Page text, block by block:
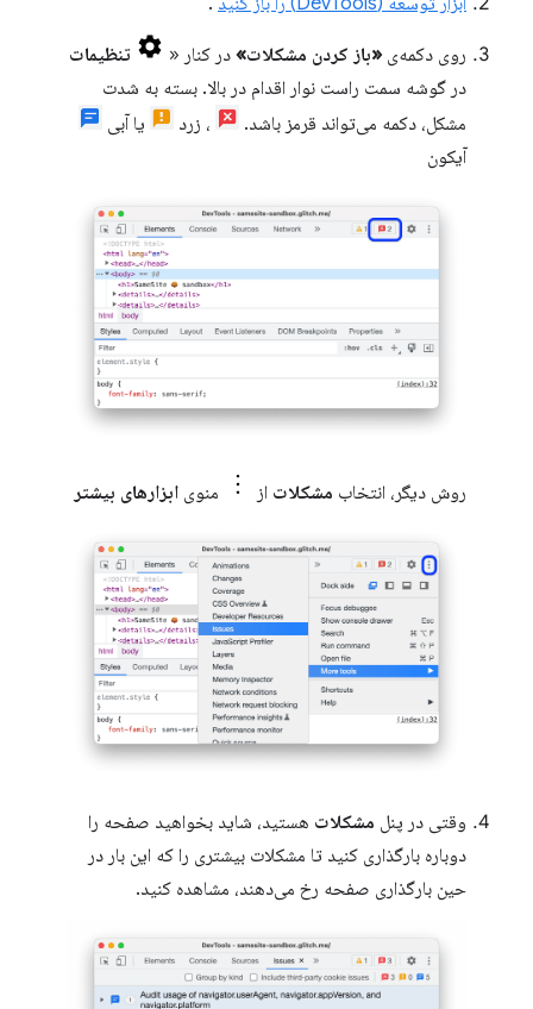
روی دکمه‌ی «باز کردن مشکلات» در کنار «
تنظیمات
در گوشه سمت راست نوار اقدام در بالا. بسته به شدت
مشکل، دکمه می‌تواند قرمز باشد.
، زرد
یا آبی
آیکون
روش دیگر، انتخاب مشکلات از منوی ابزارهای بیشتر
وقتی در پنل مشکلات هستید، شاید بخواهید صفحه را
دوباره بارگذاری کنید تا مشکلات بیشتری را که این بار در
حین بارگذاری صفحه رخ می‌دهند، مشاهده کنید.